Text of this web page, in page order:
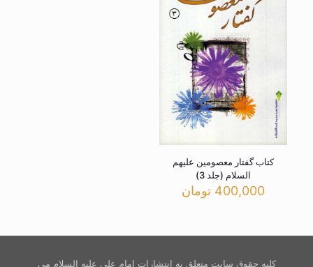
کتاب گفتار معصومین علیهم
السلام (جلد 3)
400,000 تومان
کلیه حقوق سایت متعلق به انتشارات امام علی علیه السلام می